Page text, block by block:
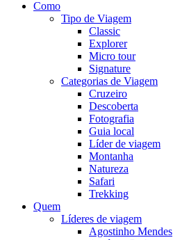
Como
Tipo de Viagem
Classic
Explorer
Micro tour
Signature
Categorias de Viagem
Cruzeiro
Descoberta
Fotografia
Guia local
Líder de viagem
Montanha
Natureza
Safari
Trekking
Quem
Líderes de viagem
Agostinho Mendes